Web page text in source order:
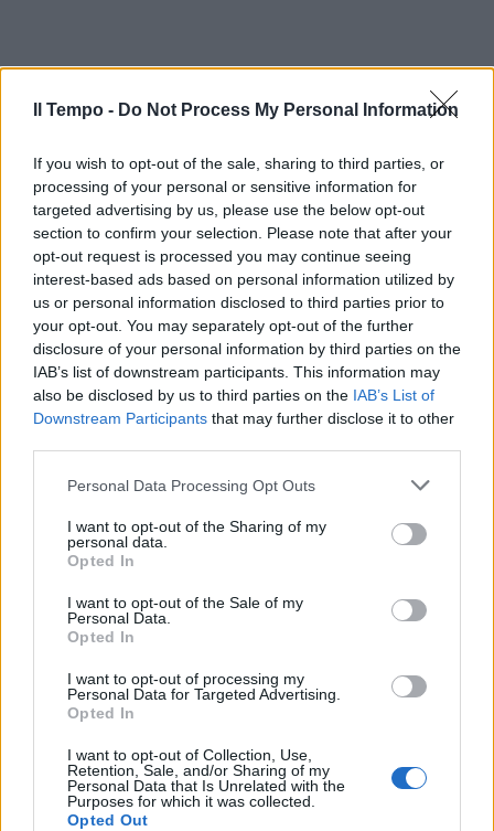
Il Tempo - Do Not Process My Personal Information
If you wish to opt-out of the sale, sharing to third parties, or
processing of your personal or sensitive information for
targeted advertising by us, please use the below opt-out
section to confirm your selection. Please note that after your
opt-out request is processed you may continue seeing
interest-based ads based on personal information utilized by
us or personal information disclosed to third parties prior to
your opt-out. You may separately opt-out of the further
disclosure of your personal information by third parties on the
IAB’s list of downstream participants. This information may
also be disclosed by us to third parties on the IAB’s List of
Downstream Participants that may further disclose it to other
Personal Data Processing Opt Outs
I want to opt-out of the Sharing of my
personal data.
Opted In
I want to opt-out of the Sale of my
Personal Data.
Opted In
I want to opt-out of processing my
Personal Data for Targeted Advertising.
Opted In
I want to opt-out of Collection, Use,
Retention, Sale, and/or Sharing of my
Personal Data that Is Unrelated with the
Purposes for which it was collected.
Opted Out
"Decisamente non si sta facendo abbastanza"
— Dritto e rovescio (@Drittorovescio_)June 9, 2022